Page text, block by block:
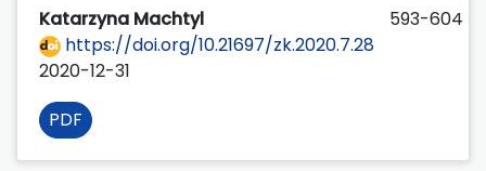
Katarzyna Machtyl
593-604
https://doi.org/10.21697/zk.2020.7.28
2020-12-31
PDF